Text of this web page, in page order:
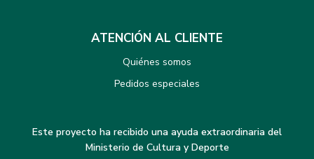
ATENCIÓN AL CLIENTE
Quiénes somos
Pedidos especiales
Este proyecto ha recibido una ayuda extraordinaria del
Ministerio de Cultura y Deporte